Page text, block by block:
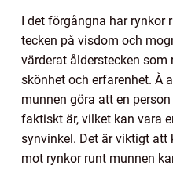
I det förgångna har rynkor
tecken på visdom och
värderat ålderstecken som
skönhet och erfarenhet. Å
munnen göra att en
faktiskt är, vilket kan vara
synvinkel. Det är viktigt
mot rynkor runt munnen